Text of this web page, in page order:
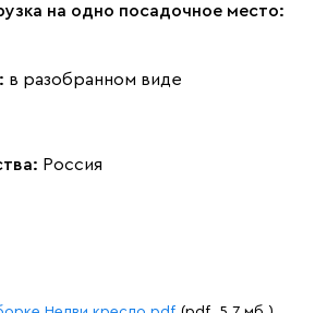
на одно посадочное место:
в разобранном виде
Россия